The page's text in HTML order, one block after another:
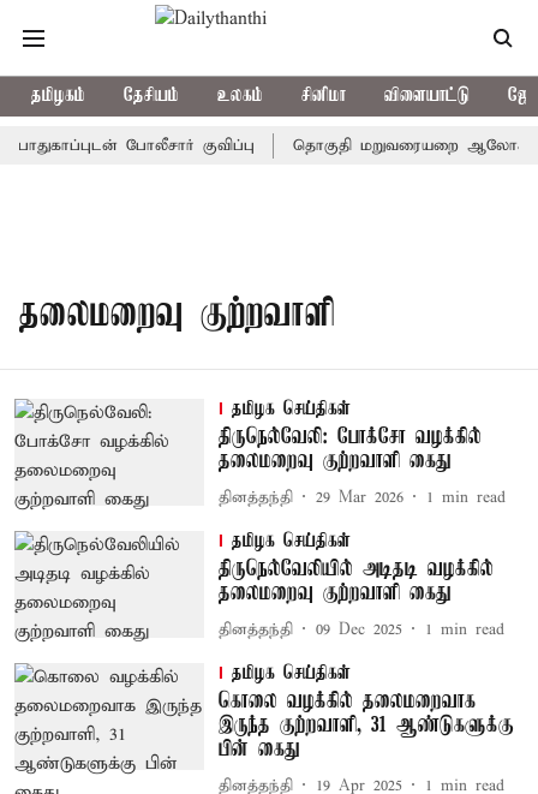
தமிழகம் தேசியம் உலகம் சினிமா விளையாட்டு
போலீசார் குவிப்பு தொகுதி மறுவரையறை
தலைமறைவு குற்றவாளி
தமிழக செய்திகள்
திருநெல்வேலி: போக்சோ வழக்கில்
தலைமறைவு குற்றவாளி கைது
தினத்தந்தி 29 Mar 2026 1 min read
தமிழக செய்திகள்
திருநெல்வேலியில் அடிதடி வழக்கில்
தலைமறைவு குற்றவாளி கைது
தினத்தந்தி 09 Dec 2025 1 min read
தமிழக செய்திகள்
கொலை வழக்கில் தலைமறைவாக
இருந்த குற்றவாளி, 31 ஆண்டுகளுக்கு
பின் கைது
தினத்தந்தி 19 Apr 2025 1 min read